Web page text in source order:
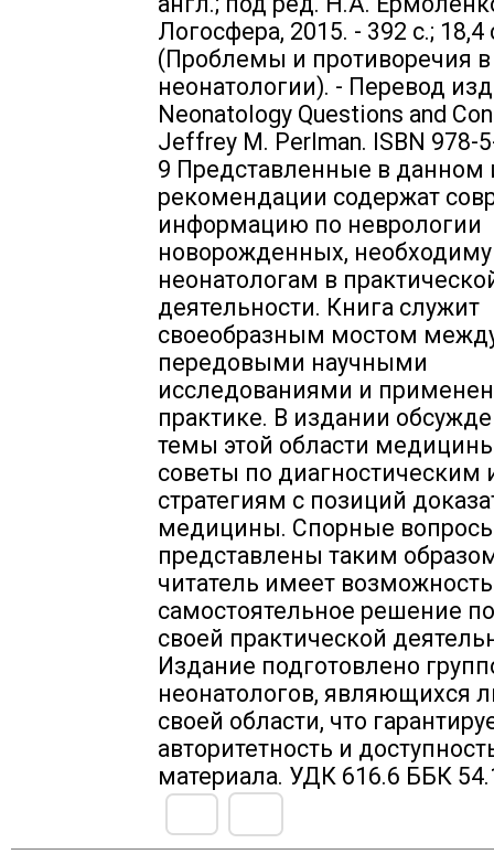
Логосфера, 2015. - 392 с.; 18,4
(Проблемы и противоречия в
неонатологии). - Перевод
Neonatology Questions and
Jeffrey M. Perlman. ISBN 978-
9 Представленные в данном
рекомендации содержат
информацию по неврологии
новорожденных,
неонатологам в
деятельности. Книга служит
своеобразным мостом
передовыми научными
исследованиями и
практике. В издании
темы этой области
советы по
стратегиям с позиций
медицины. Спорные
представлены таким
читатель имеет
самостоятельное решение
своей практической
Издание подготовлено
неонатологов, являющихся
своей области, что
авторитетность и
материала. УДК 616.6 ББК